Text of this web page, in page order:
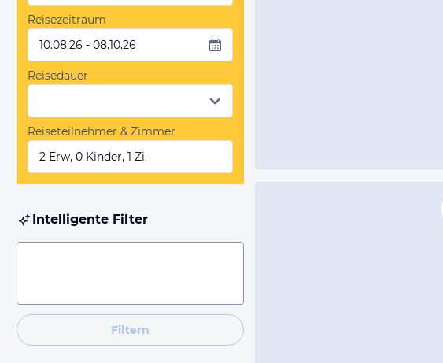
Reisezeitraum
10.08.26 - 08.10.26
Reisedauer
Reiseteilnehmer & Zimmer
2 Erw, 0 Kinder, 1 Zi.
Intelligente Filter
Filtern